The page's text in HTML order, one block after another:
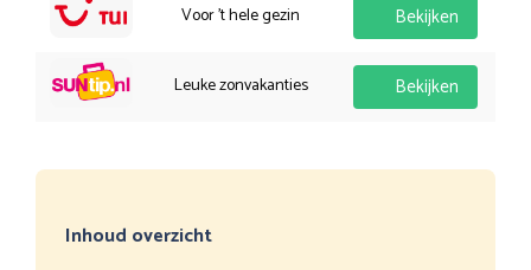
Voor 't hele gezin Bekijken
Leuke zonvakanties Bekijken
Inhoud overzicht